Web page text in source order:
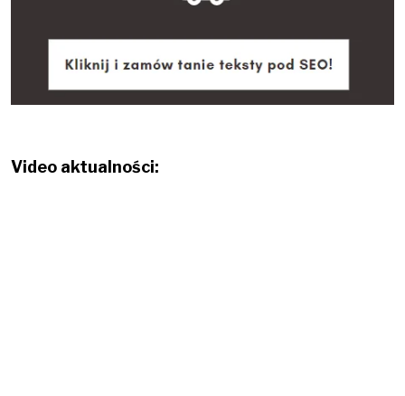
Video aktualności: